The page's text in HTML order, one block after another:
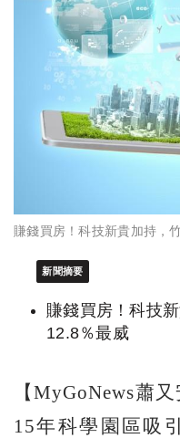
賺錢買房！科技新貴加持，
新聞摘要
賺錢買房！科技
12.8％最威
【MyGoNews蕭
15年科學園區吸